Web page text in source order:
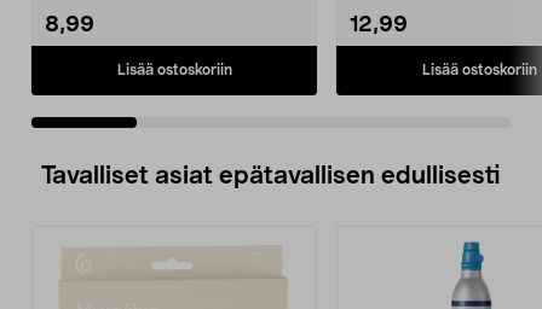
8,99
Lisää ostoskoriin
12,99
Lisää ostoskoriin
Tavalliset asiat epätavallisen edullisesti